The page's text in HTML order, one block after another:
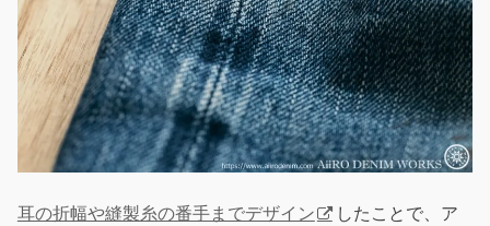
耳の折幅や縫製糸の番手までデザイン
したことで、ア